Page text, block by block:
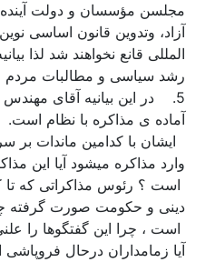
مجلسن مؤسسان و دولت آينده
آزاد، وتدوین قانون اساسی
المللی قانع نخواهند شد لذا
رشد سیاسی و مطالبات مردم
5. در این بیانیه آقای
آماده ی مذاکره با نظام است.
ایشان با کدامین ماندات بر
وارد مذاکره میشود آیا این
است ؟ رئوس مذاکراتی که تا
دینی و حکومت صورت گرفته
است ، چرا این گفتگوها را
آیا زمامداران درحال